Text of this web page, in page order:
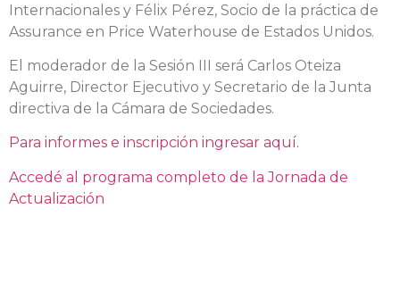
Internacionales y Félix Pérez, Socio de la práctica de
Assurance en Price Waterhouse de Estados Unidos.
El moderador de la Sesión III será Carlos Oteiza
Aguirre, Director Ejecutivo y Secretario de la Junta
directiva de la Cámara de Sociedades.
Para informes e inscripción ingresar aquí.
Accedé al programa completo de la Jornada de
Actualización